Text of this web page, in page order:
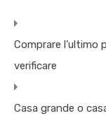
Comprare
verificare
Casa grande o